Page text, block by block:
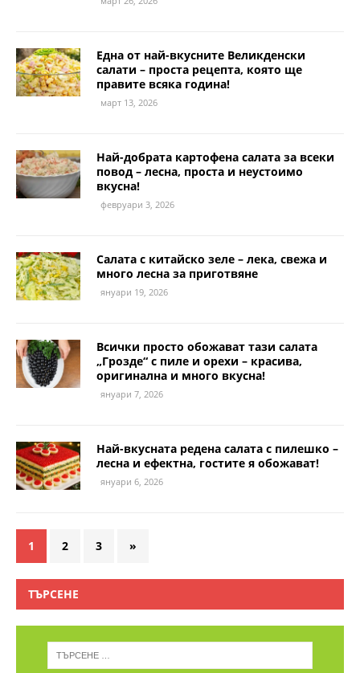
Една от най-вкусните Великденски
салати – проста рецепта, която ще
правите всяка година!
март 13, 2026
Най-добрата картофена салата за всеки
повод – лесна, проста и неустоимо
вкусна!
февруари 3, 2026
Салата с китайско зеле – лека, свежа и
много лесна за приготвяне
януари 19, 2026
Всички просто обожават тази салата
„Грозде“ с пиле и орехи – красива,
оригинална и много вкусна!
януари 7, 2026
Най-вкусната редена салата с пилешко –
лесна и ефектна, гостите я обожават!
януари 6, 2026
1 2 3 »
ТЪРСЕНЕ